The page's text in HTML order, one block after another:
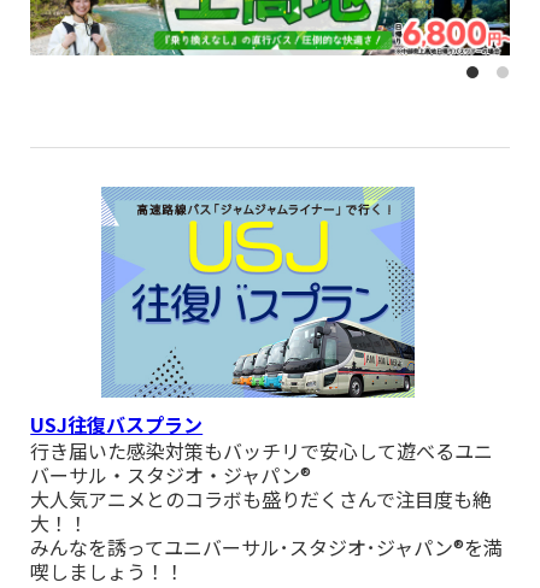
■8月12日,20日出発 関西発 国内おすすめバス旅行『関西発 大
塚国際美術館たっぷり5時間滞在＆人気の道の駅くるくるなる
日本三景「松島」を巡る旅（イス席／夕食付）』 催行決定しま
■8月15日出発 関東発 国内おすすめバス旅行『【8/15催行決
定】新宿発 打ち上げ数日本最大級！諏訪湖祭 湖上花火大会
【商連特別席】＜日帰り夜行プラン＞』 催行決定しました。
■8月15日出発 関東発 国内おすすめバス旅行『【8/15催行決
定】西船橋・新宿発 打ち上げ数日本最大級！諏訪湖祭 湖上花
火大会＆高原リゾート「軽井沢」を巡る旅』 催行決定しまし
■8月09日,24日出発 関東発 国内おすすめバス旅行『【8/5,9,24
催行決定】東京発 ナイアガラに酔いしれる！夜空を彩る「熱海
海上花火大会」＆大迫力の「富士サファリパーク」 』 催行決
定しました。
■8月09日出発 関東発 国内おすすめバス旅行『東京発 山梨味覚
満喫旅！ 「ぶどう」と「桃」のW果物狩り＆「甲州三大ブラン
ド肉食べ比べ御膳」＆絶景の「ふじさんデッキ」』 催行まであ
と少し!
USJ往復バスプラン
行き届いた感染対策もバッチリで安心して遊べるユニ
バーサル・スタジオ・ジャパン®
大人気アニメとのコラボも盛りだくさんで注目度も絶
大！！
みんなを誘ってユニバーサル･スタジオ･ジャパン®を満
喫しましょう！！